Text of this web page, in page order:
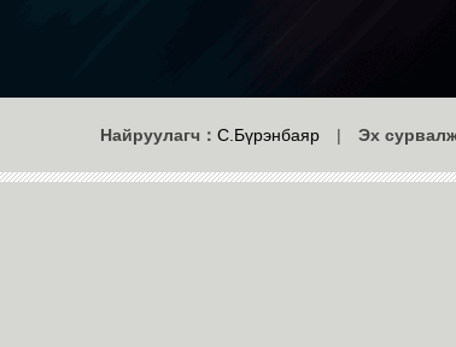
Найруулагч： С.Бүрэнбаяр | Эх сурвалж